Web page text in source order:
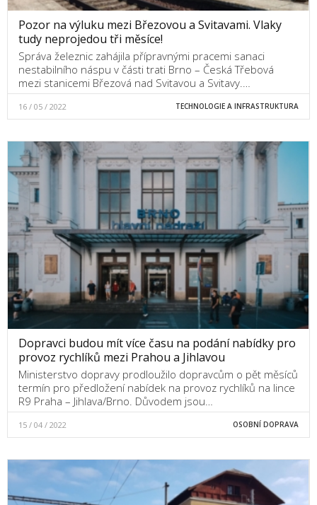
Pozor na výluku mezi Březovou a Svitavami. Vlaky
tudy neprojedou tři měsíce!
Správa železnic zahájila přípravnými pracemi sanaci
nestabilního náspu v části trati Brno – Česká Třebová
mezi stanicemi Březová nad Svitavou a Svitavy.…
16 / 05 / 2022 TECHNOLOGIE A INFRASTRUKTURA
Dopravci budou mít více času na podání nabídky pro
provoz rychlíků mezi Prahou a Jihlavou
Ministerstvo dopravy prodloužilo dopravcům o pět měsíců
termín pro předložení nabídek na provoz rychlíků na lince
R9 Praha – Jihlava/Brno. Důvodem jsou…
15 / 04 / 2022 OSOBNÍ DOPRAVA